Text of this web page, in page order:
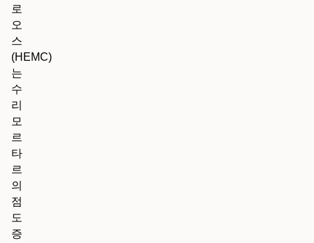
로
오
스
(HEMC)
는
수
리
모
르
타
르
의
점
도
증